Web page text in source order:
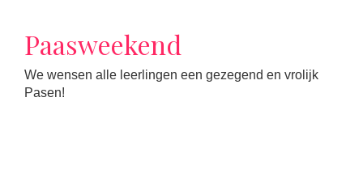
Paasweekend
We wensen alle leerlingen een gezegend en vrolijk
Pasen!